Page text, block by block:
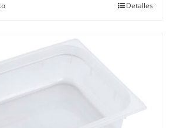
Detalles